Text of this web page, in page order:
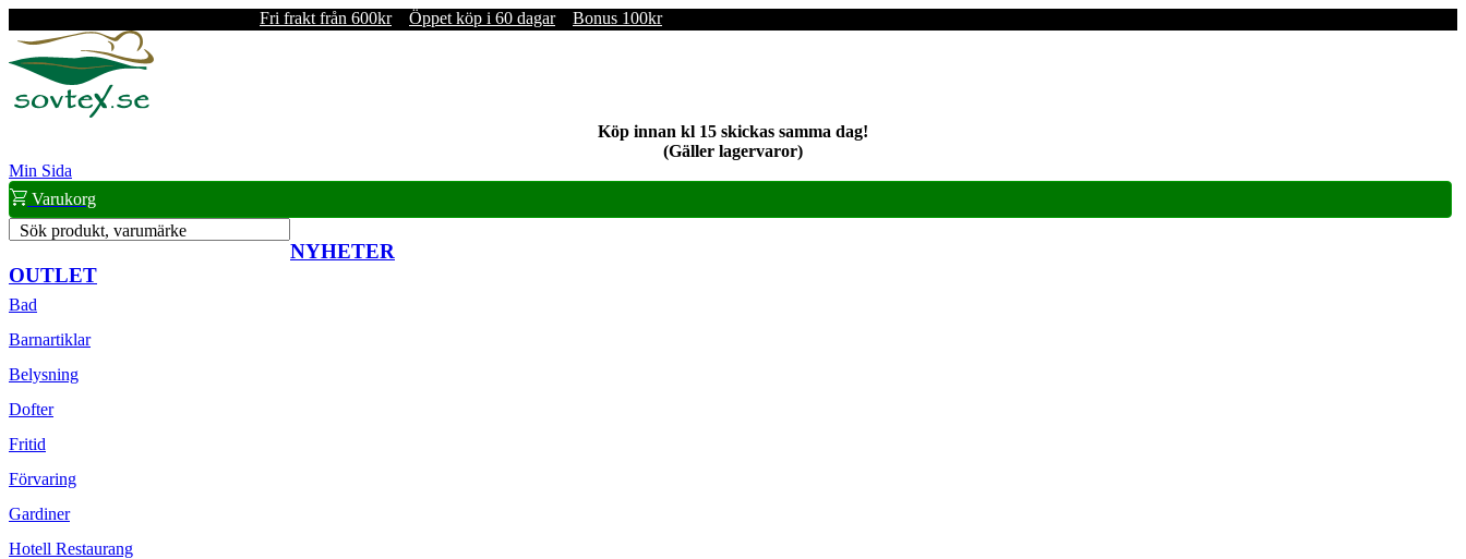
Fri frakt från 600kr Öppet köp i 60 dagar Bonus 100kr
Köp innan kl 15 skickas samma dag!
(Gäller lagervaror)
Min Sida
Varukorg
Sök produkt, varumärke
NYHETER
OUTLET
Bad
Barnartiklar
Belysning
Dofter
Fritid
Förvaring
Gardiner
Hotell Restaurang